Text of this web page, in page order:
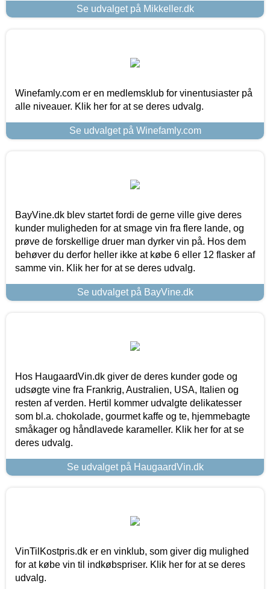
Se udvalget på Mikkeller.dk
Winefamly.com er en medlemsklub for vinentusiaster på
alle niveauer. Klik her for at se deres udvalg.
Se udvalget på Winefamly.com
BayVine.dk blev startet fordi de gerne ville give deres
kunder muligheden for at smage vin fra flere lande, og
prøve de forskellige druer man dyrker vin på. Hos dem
behøver du derfor heller ikke at købe 6 eller 12 flasker af
samme vin. Klik her for at se deres udvalg.
Se udvalget på BayVine.dk
Hos HaugaardVin.dk giver de deres kunder gode og
udsøgte vine fra Frankrig, Australien, USA, Italien og
resten af verden. Hertil kommer udvalgte delikatesser
som bl.a. chokolade, gourmet kaffe og te, hjemmebagte
småkager og håndlavede karameller. Klik her for at se
deres udvalg.
Se udvalget på HaugaardVin.dk
VinTilKostpris.dk er en vinklub, som giver dig mulighed
for at købe vin til indkøbspriser. Klik her for at se deres
udvalg.